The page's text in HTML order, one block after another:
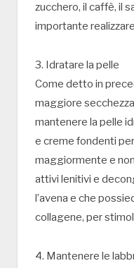
zucchero, il caffè, il
importante
3. Idratare la pelle
Come detto in
maggiore
mantenere la pelle
e creme fondenti
maggiormente e
attivi lenitivi e
l’avena e che
collagene, per
4. Mantenere le